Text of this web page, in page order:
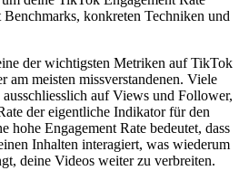
konkreten Techniken und
der wichtigsten Metriken auf TikTok
meisten missverstandenen. Viele
auf Views und Follower,
der eigentliche Indikator für den
hohe Engagement Rate bedeutet, dass
Inhalten interagiert, was wiederum
deine Videos weiter zu verbreiten.